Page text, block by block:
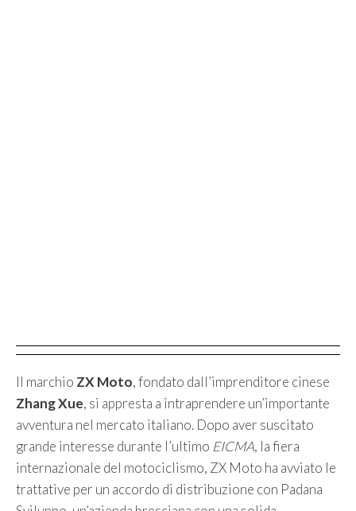
Il marchio ZX Moto, fondato dall’imprenditore cinese
Zhang Xue, si appresta a intraprendere un’importante
avventura nel mercato italiano. Dopo aver suscitato
grande interesse durante l’ultimo EICMA, la fiera
internazionale del motociclismo, ZX Moto ha avviato le
trattative per un accordo di distribuzione con Padana